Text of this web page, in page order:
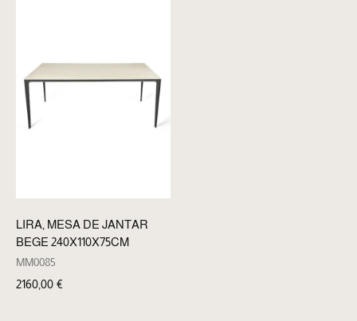
LIRA, MESA DE JANTAR
BEGE 240X110X75CM
MM0085
2160,00 €